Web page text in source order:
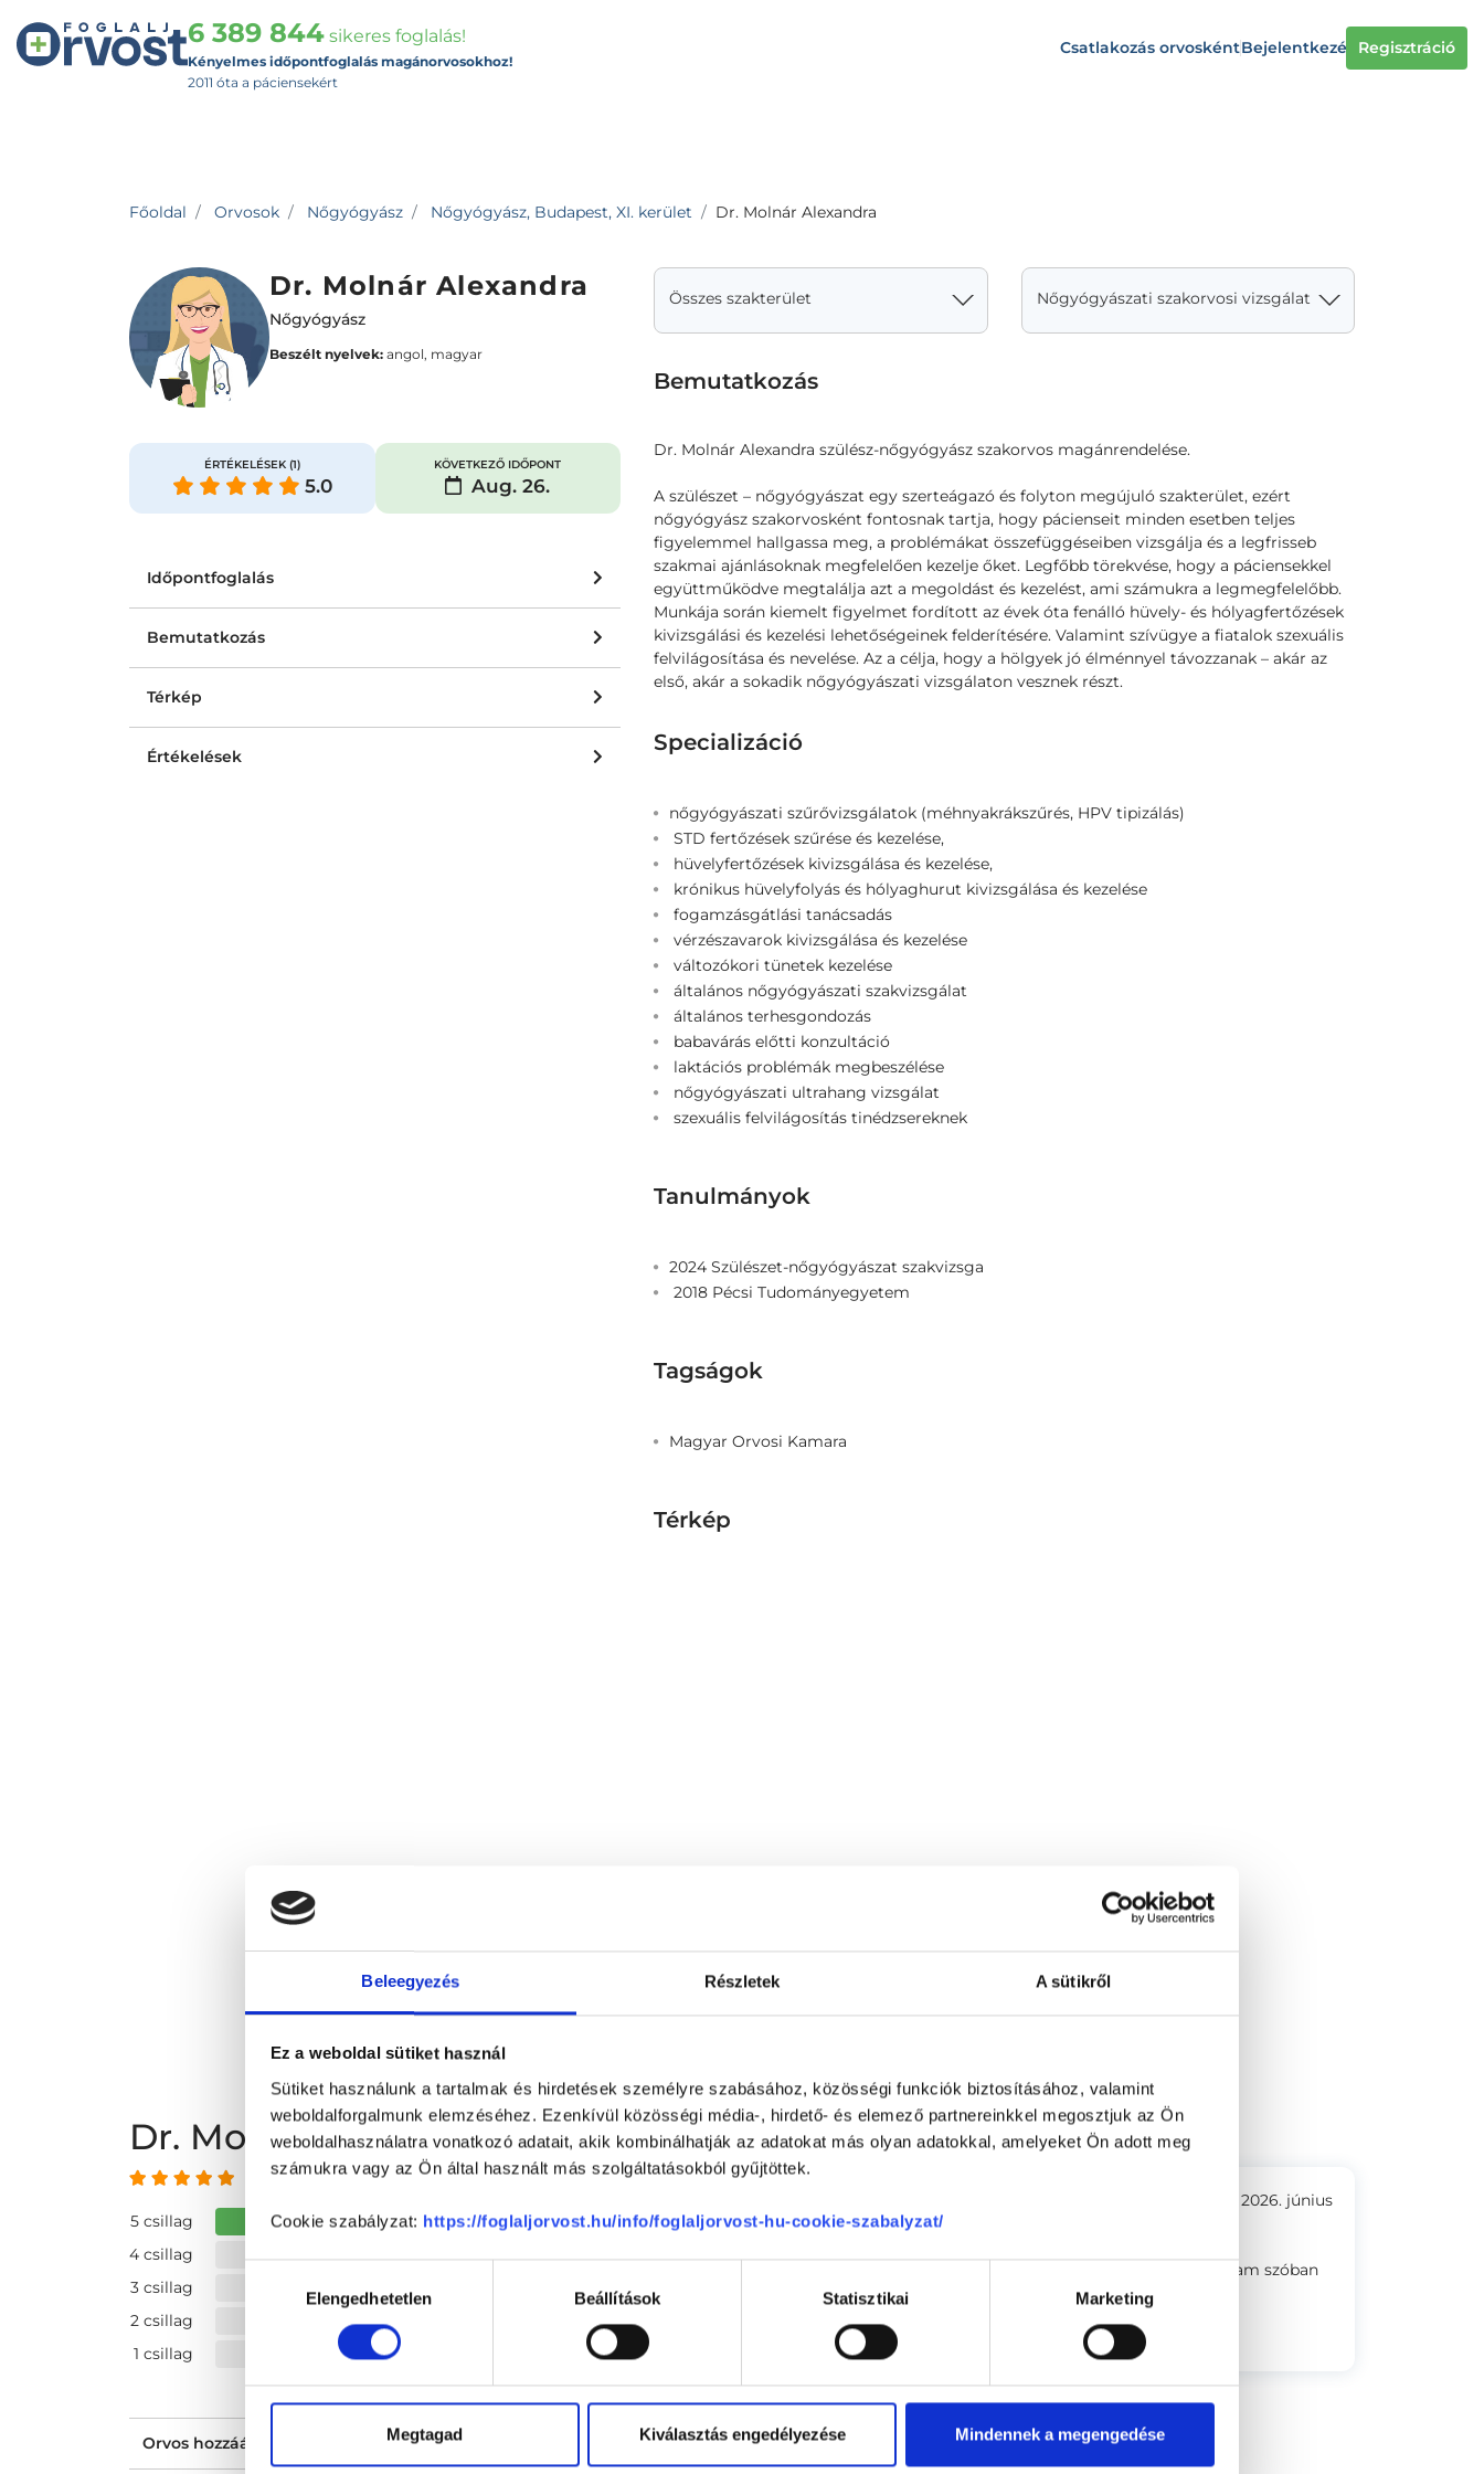
Beleegyezés Részletek A sütikről
Ez a weboldal sütiket használ
Sütiket használunk a tartalmak és hirdetések személyre szabásához, közösségi funkciók biztosításához, valamint
weboldalforgalmunk elemzéséhez. Ezenkívül közösségi média-, hirdető- és elemező partnereinkkel megosztjuk az Ön
weboldalhasználatra vonatkozó adatait, akik kombinálhatják az adatokat más olyan adatokkal, amelyeket Ön adott meg
számukra vagy az Ön által használt más szolgáltatásokból gyűjtöttek.
Cookie szabályzat: https://foglaljorvost.hu/info/foglaljorvost-hu-cookie-szabalyzat/
kiválasztásaElengedhetetlen Beállítások Statisztikai Marketing
Megtagad Kiválasztás engedélyezése Mindennek a megengedése
6 389 844 sikeres foglalás!
Kényelmes időpontfoglalás magánorvosokhoz!
2011 óta a páciensekért
Csatlakozás orvoskéntBejelentkezés Regisztráció
Főoldal Orvosok Nőgyógyász Nőgyógyász, Budapest, XI. kerület Dr. Molnár Alexandra
Dr. Molnár Alexandra
Nőgyógyász
Beszélt nyelvek: angol, magyar
ÉRTÉKELÉSEK (1)
5.0
KÖVETKEZŐ IDŐPONT
Aug. 26.
Időpontfoglalás
Bemutatkozás
Térkép
Értékelések
Összes szakterület Nőgyógyászati szakorvosi vizsgálat
Bemutatkozás
Dr. Molnár Alexandra szülész-nőgyógyász szakorvos magánrendelése.
A szülészet – nőgyógyászat egy szerteágazó és folyton megújuló szakterület, ezért
nőgyógyász szakorvosként fontosnak tartja, hogy pácienseit minden esetben teljes
figyelemmel hallgassa meg, a problémákat összefüggéseiben vizsgálja és a legfrisseb
szakmai ajánlásoknak megfelelően kezelje őket. Legfőbb törekvése, hogy a páciensekkel
együttműködve megtalálja azt a megoldást és kezelést, ami számukra a legmegfelelőbb.
Munkája során kiemelt figyelmet fordított az évek óta fenálló hüvely- és hólyagfertőzések
kivizsgálási és kezelési lehetőségeinek felderítésére. Valamint szívügye a fiatalok szexuális
felvilágosítása és nevelése. Az a célja, hogy a hölgyek jó élménnyel távozzanak – akár az
első, akár a sokadik nőgyógyászati vizsgálaton vesznek részt.
Specializáció
nőgyógyászati szűrővizsgálatok (méhnyakrákszűrés, HPV tipizálás)
STD fertőzések szűrése és kezelése,
hüvelyfertőzések kivizsgálása és kezelése,
krónikus hüvelyfolyás és hólyaghurut kivizsgálása és kezelése
fogamzásgátlási tanácsadás
vérzészavarok kivizsgálása és kezelése
változókori tünetek kezelése
általános nőgyógyászati szakvizsgálat
általános terhesgondozás
babavárás előtti konzultáció
laktációs problémák megbeszélése
nőgyógyászati ultrahang vizsgálat
szexuális felvilágosítás tinédzsereknek
Tanulmányok
2024 Szülészet-nőgyógyászat szakvizsga
2018 Pécsi Tudományegyetem
Tagságok
Magyar Orvosi Kamara
Térkép
1112
Budapest, XI. kerület , Koszorúslány utca 1. (Kelenföld)
Dr. Molnár Alexandra vélemények
5 az 5-ből
5 csillag
100 %
4 csillag
0 %
3 csillag
0 %
2 csillag
0 %
1 csillag
0 %
Orvos hozzáállása, figyelmessége, kedvessége
2026. június
Kedves, segítőkész doktornő, alapos és teljeskörű tájékoztatást kaptam szóban